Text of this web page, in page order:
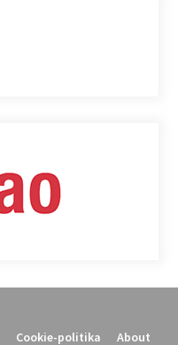
Cookie-politika About